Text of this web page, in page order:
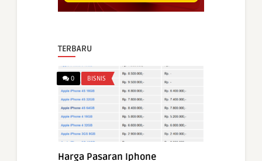
TERBARU
0 BISNIS
Harga Pasaran Iphone